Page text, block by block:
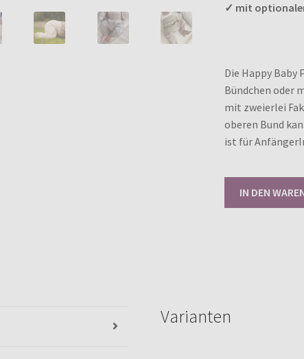
✓ mit
Die Happy Baby
Bündchen oder
mit zweierlei
oberen Bund
ist für
IN DEN
Varianten